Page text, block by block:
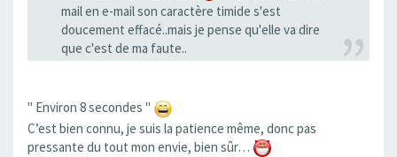
mail en e-mail son caractère timide s'est
doucement effacé..mais je pense qu'elle va dire
que c'est de ma faute..
" Environ 8 secondes "
C’est bien connu, je suis la patience même, donc pas
pressante du tout mon envie, bien sûr…